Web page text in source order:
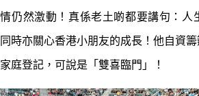
仍然激動！真係老土啲都要講句：人
時亦關心香港小朋友的成長！他自資
庭登記，可說是「雙喜臨門」！